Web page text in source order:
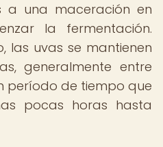
a una maceración en
la fermentación.
las uvas se mantienen
generalmente entre
período de tiempo que
pocas horas hasta